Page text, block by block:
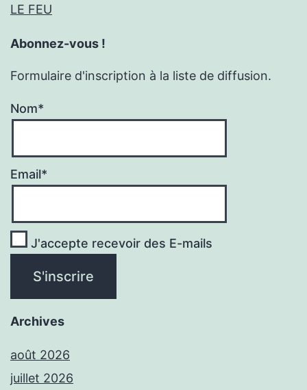
LE FEU
Abonnez-vous !
Formulaire d'inscription à la liste de diffusion.
Nom*
Email*
J'accepte recevoir des E-mails
Archives
août 2026
juillet 2026